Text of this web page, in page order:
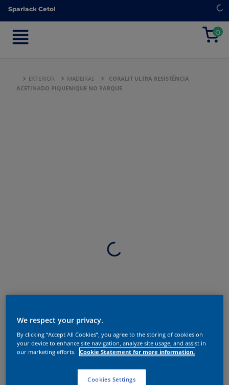
Sparlack Cetol
0
Sparlack Cetol
0
EXTERIOR MADEIRAS
CORALIT ULTRA RESISTÊNCIA
ACETINADO PIQUENIQUE NO PARQUE
We respect your privacy.
By clicking “Accept All Cookies”, you agree to the storing of cookies on
your device to enhance site navigation, analyze site usage, and assist in
our marketing efforts.
Cookie Statement for more information.
Cookies Settings